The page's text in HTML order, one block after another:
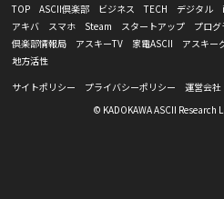
TOP ASCII倶楽部 ビジネス TECH デジタル
アキバ
スマホ Steam スタートアップ プロ
倶楽部情報局
アスキーTV 家電ASCII アスキー
地方活性
サイトポリシー
プライバシーポリシー 運営会社
© KADOKAWA ASCII